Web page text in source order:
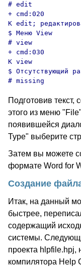
# edit
+ cmd:020
K edit;
$ Меню View
# view
+ cmd:030
K view
$ Отсутствующий
# missing
Подготовив текст,
этого из меню
появившейся
Type" выберите
Затем вы можете
формате Word for
Создание
Итак, на данный
быстрее,
содержащий
системы.
проекта hlpfile.hpj,
компилятора Help